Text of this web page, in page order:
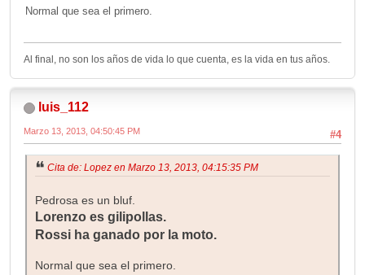
Normal que sea el primero.
Al final, no son los años de vida lo que cuenta, es la vida en tus años.
luis_112
#4
Marzo 13, 2013, 04:50:45 PM
Cita de: Lopez en Marzo 13, 2013, 04:15:35 PM
Pedrosa es un bluf.
Lorenzo es gilipollas.
Rossi ha ganado por la moto.
Normal que sea el primero.